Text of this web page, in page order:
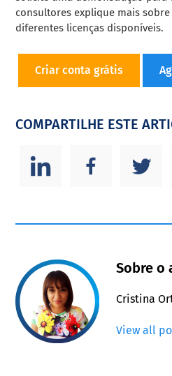
consultores explique mais
diferentes licenças disponíveis.
Criar conta grátis
COMPARTILHE ESTE
Sobre o
Cristina
View all